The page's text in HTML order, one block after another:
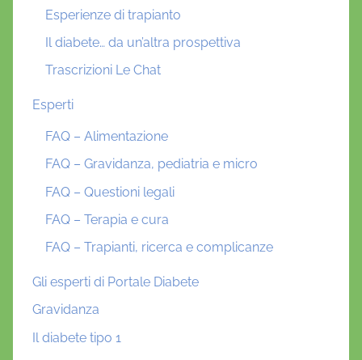
Esperienze di trapianto
Il diabete… da un’altra prospettiva
Trascrizioni Le Chat
Esperti
FAQ – Alimentazione
FAQ – Gravidanza, pediatria e micro
FAQ – Questioni legali
FAQ – Terapia e cura
FAQ – Trapianti, ricerca e complicanze
Gli esperti di Portale Diabete
Gravidanza
Il diabete tipo 1